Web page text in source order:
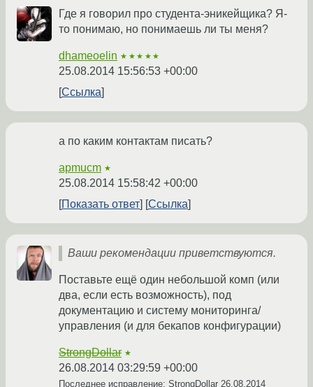
Где я говорил про студента-эникейщика? Я-
то понимаю, но понимаешь ли ты меня?
dhameoelin ★★★★★
25.08.2014 15:56:53 +00:00
Ссылка
а по каким контактам писать?
apmucm ★
25.08.2014 15:58:42 +00:00
Показать ответ
Ссылка
Ваши рекомендации приветствуются.
Поставьте ещё один небольшой комп (или
два, если есть возможность), под
документацию и систему мониторинга/
управления (и для бекапов конфигурации)
StrongDollar ★
26.08.2014 03:29:59 +00:00
Последнее исправление: StrongDollar 26.08.2014